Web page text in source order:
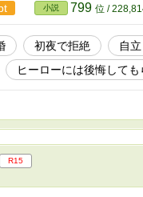
小説 799 位 /
初夜で拒絶 自
ヒーローには後悔しても
R15